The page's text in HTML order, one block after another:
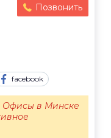
Позвонить
facebook
Офисы в Минске